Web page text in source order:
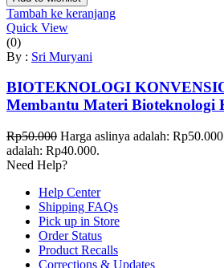
Tambah ke keranjang
Quick View
(0)
By : Sri Muryani
BIOTEKNOLOGI
Membantu Materi Bioteknologi
Rp50.000 Harga aslinya adalah:
adalah: Rp40.000.
Need Help?
Help Center
Shipping FAQs
Pick up in Store
Order Status
Product Recalls
Corrections & Updates